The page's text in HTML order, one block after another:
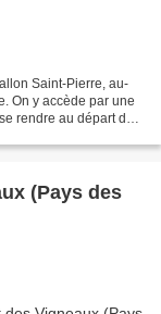
Saint-Pierre, au-
On y accède par une
rendre au départ de
(Pays des